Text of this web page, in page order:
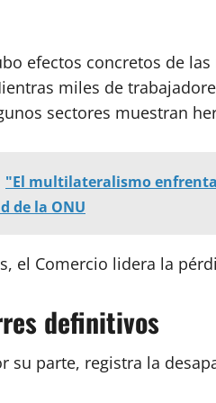
efectos concretos de
miles de
sectores muestran
"El multilateralismo
de la ONU
el Comercio lidera la
definitivos
su parte, registra la